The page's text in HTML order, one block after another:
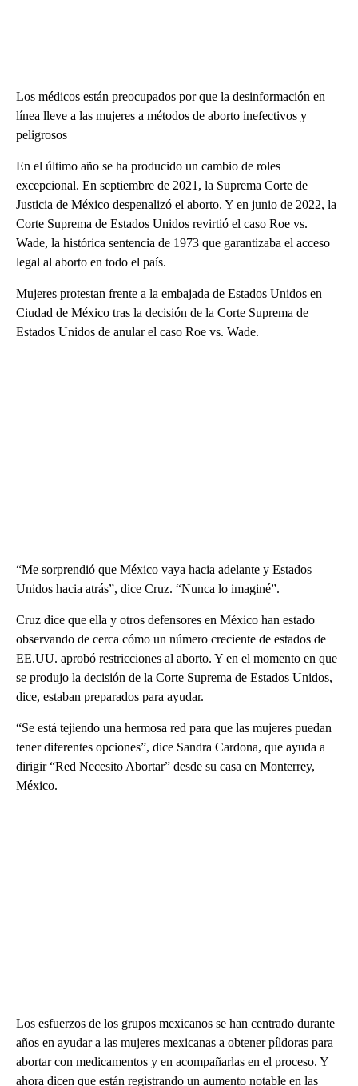
Los médicos están preocupados por que la desinformación en
línea lleve a las mujeres a métodos de aborto inefectivos y
peligrosos
En el último año se ha producido un cambio de roles
excepcional. En septiembre de 2021, la Suprema Corte de
Justicia de México despenalizó el aborto. Y en junio de 2022, la
Corte Suprema de Estados Unidos revirtió el caso Roe vs.
Wade, la histórica sentencia de 1973 que garantizaba el acceso
legal al aborto en todo el país.
Mujeres protestan frente a la embajada de Estados Unidos en
Ciudad de México tras la decisión de la Corte Suprema de
Estados Unidos de anular el caso Roe vs. Wade.
“Me sorprendió que México vaya hacia adelante y Estados
Unidos hacia atrás”, dice Cruz. “Nunca lo imaginé”.
Cruz dice que ella y otros defensores en México han estado
observando de cerca cómo un número creciente de estados de
EE.UU. aprobó restricciones al aborto. Y en el momento en que
se produjo la decisión de la Corte Suprema de Estados Unidos,
dice, estaban preparados para ayudar.
“Se está tejiendo una hermosa red para que las mujeres puedan
tener diferentes opciones”, dice Sandra Cardona, que ayuda a
dirigir “Red Necesito Abortar” desde su casa en Monterrey,
México.
Los esfuerzos de los grupos mexicanos se han centrado durante
años en ayudar a las mujeres mexicanas a obtener píldoras para
abortar con medicamentos y en acompañarlas en el proceso. Y
ahora dicen que están registrando un aumento notable en las